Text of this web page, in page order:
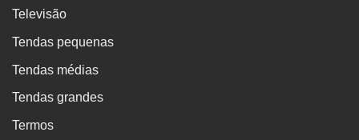
Televisão
Tendas pequenas
Tendas médias
Tendas grandes
Termos